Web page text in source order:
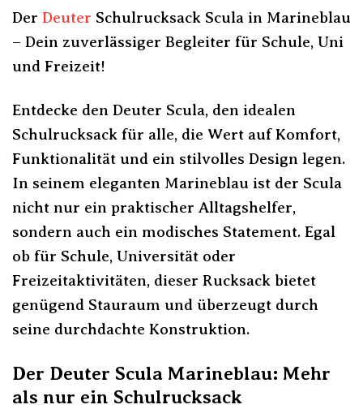
Der Deuter Schulrucksack Scula in Marineblau
– Dein zuverlässiger Begleiter für Schule, Uni
und Freizeit!
Entdecke den Deuter Scula, den idealen
Schulrucksack für alle, die Wert auf Komfort,
Funktionalität und ein stilvolles Design legen.
In seinem eleganten Marineblau ist der Scula
nicht nur ein praktischer Alltagshelfer,
sondern auch ein modisches Statement. Egal
ob für Schule, Universität oder
Freizeitaktivitäten, dieser Rucksack bietet
genügend Stauraum und überzeugt durch
seine durchdachte Konstruktion.
Der Deuter Scula Marineblau: Mehr
als nur ein Schulrucksack